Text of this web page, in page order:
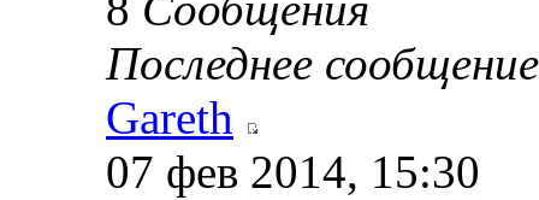
Последнее сообщение
Gareth
07 фев 2014, 15:30